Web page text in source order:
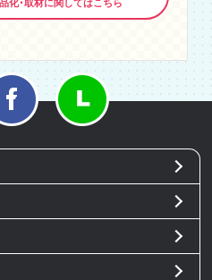
化･取材に関してはこちら